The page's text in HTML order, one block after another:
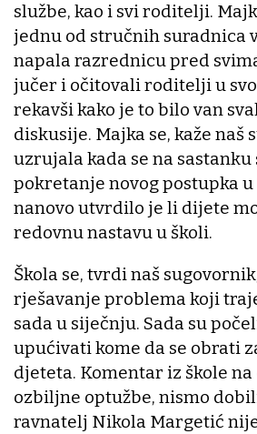
službe, kao i svi roditelji.
jednu od stručnih suradnica
napala razrednicu pred
jučer i očitovali roditelji u
rekavši kako je to bilo van
diskusije. Majka se, kaže naš
uzrujala kada se na
pokretanje novog postupka u
nanovo utvrdilo je li dijete
redovnu nastavu u školi.
Škola se, tvrdi naš
rješavanje problema koji
sada u siječnju. Sada su
upućivati kome da se obrati
djeteta. Komentar iz škole
ozbiljne optužbe, nismo
ravnatelj Nikola Margetić